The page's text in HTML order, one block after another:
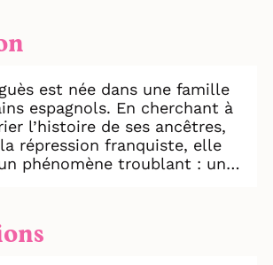
est née dans une famille
espagnols. En cherchant à
l’histoire de ses ancêtres,
répression franquiste, elle
phénomène troublant : une
à Madrid lui révèle que son
d’un conditionnement à la